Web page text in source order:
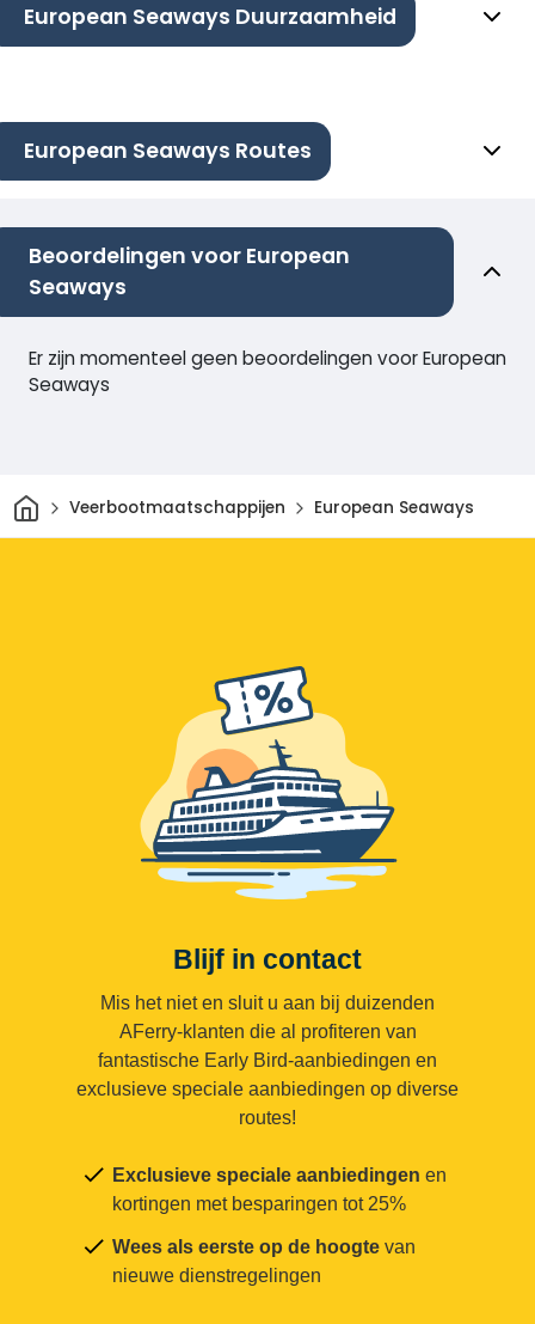
European Seaways Duurzaamheid
European Seaways Routes
Beoordelingen voor European
Seaways
Er zijn momenteel geen beoordelingen voor European
Seaways
ThuisVeerbootmaatschappijen European Seaways
Blijf in contact
Mis het niet en sluit u aan bij duizenden
AFerry-klanten die al profiteren van
fantastische Early Bird-aanbiedingen en
exclusieve speciale aanbiedingen op diverse
routes!
Exclusieve speciale aanbiedingen en
kortingen met besparingen tot 25%
Wees als eerste op de hoogte van
nieuwe dienstregelingen